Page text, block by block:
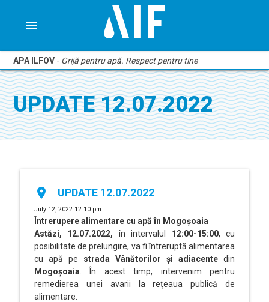
menu
APA ILFOV - Grijă pentru apă. Respect pentru tine
UPDATE 12.07.2022
place UPDATE 12.07.2022
July 12, 2022 12:10 pm
Întrerupere alimentare cu apă în Mogoșoaia
Astăzi, 12.07.2022, în intervalul 12:00-15:00, cu
posibilitate de prelungire, va fi întreruptă alimentarea
cu apă pe strada Vânătorilor și adiacentedin
Mogoșoaia . În acest timp, intervenim pentru
remedierea unei avarii la rețeaua publică de
alimentare.